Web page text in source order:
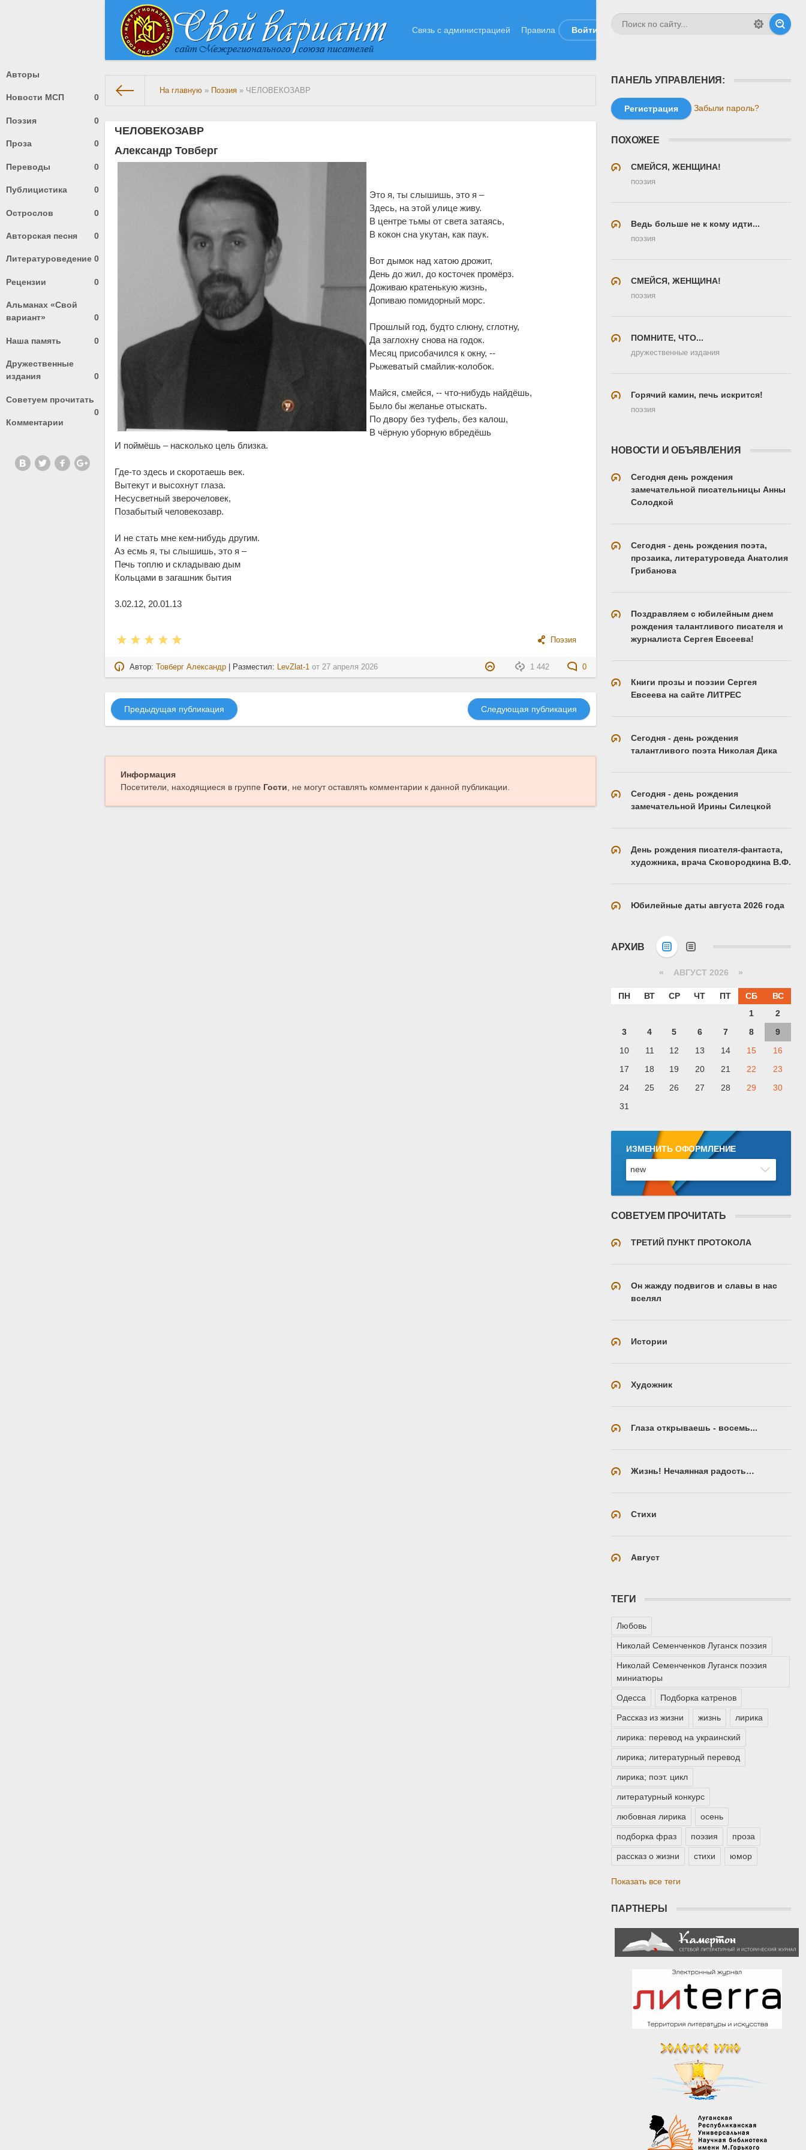
Связь с администрацией Правила Войти
Авторы
Новости МСП 0
Поэзия 0
Проза 0
Переводы 0
Публицистика 0
Острослов 0
Авторская песня 0
Литературоведение 0
Рецензии 0
Альманах «Свой
вариант»
0
Наша память 0
Дружественные
издания
0
Советуем прочитать
0
Комментарии
На главную » Поэзия » ЧЕЛОВЕКОЗАВР
ЧЕЛОВЕКОЗАВР
Александр Товберг
Это я, ты слышишь, это я –
Здесь, на этой улице живу.
В центре тьмы от света затаясь,
В кокон сна укутан, как паук.
Вот дымок над хатою дрожит,
День до жил, до косточек промёрз.
Доживаю кратенькую жизнь,
Допиваю помидорный морс.
Прошлый год, будто слюну, сглотну,
Да заглохну снова на годок.
Месяц присобачился к окну, --
Рыжеватый смайлик-колобок.
Майся, смейся, -- что-нибудь найдёшь,
Было бы желанье отыскать.
По двору без туфель, без калош,
В чёрную уборную вбредёшь
И поймёшь – насколько цель близка.
Где-то здесь и скоротаешь век.
Вытекут и высохнут глаза.
Несусветный зверочеловек,
Позабытый человекозавр.
И не стать мне кем-нибудь другим.
Аз есмь я, ты слышишь, это я –
Печь топлю и складываю дым
Кольцами в загашник бытия
3.02.12, 20.01.13
Поэзия
1 442 0
Автор:Товберг Александр | Разместил: LevZlat-1 от 27 апреля 2026
Предыдущая публикация Следующая публикация
Информация
Посетители, находящиеся в группе Гости , не могут оставлять комментарии к данной публикации.
ПАНЕЛЬ УПРАВЛЕНИЯ:
Регистрация Забыли пароль?
ПОХОЖЕЕ
СМЕЙСЯ, ЖЕНЩИНА!
поэзия
Ведь больше не к кому идти...
поэзия
СМЕЙСЯ, ЖЕНЩИНА!
поэзия
ПОМНИТЕ, ЧТО...
дружественные издания
Горячий камин, печь искрится!
поэзия
НОВОСТИ И ОБЪЯВЛЕНИЯ
Сегодня день рождения
замечательной писательницы Анны
Солодкой
Сегодня - день рождения поэта,
прозаика, литературоведа Анатолия
Грибанова
Поздравляем с юбилейным днем
рождения талантливого писателя и
журналиста Сергея Евсеева!
Книги прозы и поэзии Сергея
Евсеева на сайте ЛИТРЕС
Сегодня - день рождения
талантливого поэта Николая Дика
Сегодня - день рождения
замечательной Ирины Силецкой
День рождения писателя-фантаста,
художника, врача Сковородкина В.Ф.
Юбилейные даты августа 2026 года
АРХИВ
« АВГУСТ 2026 »
ПН ВТ СР ЧТ ПТ СБ
ВС
1
2
3
4 5 6 7 8
9
10
11 12 13 14 15
16
17
18 19 20 21 22
23
24
25 26 27 28 29
30
31
ИЗМЕНИТЬ ОФОРМЛЕНИЕ
СОВЕТУЕМ ПРОЧИТАТЬ
ТРЕТИЙ ПУНКТ ПРОТОКОЛА
Он жажду подвигов и славы в нас
вселял
Истории
Художник
Глаза открываешь - восемь...
Жизнь! Нечаянная радость…
Стихи
Август
ТЕГИ
Любовь
Николай Семенченков Луганск поэзия
Николай Семенченков Луганск поэзия
миниатюры
Одесса Подборка катренов
Рассказ из жизни жизнь лирика
лирика: перевод на украинский
лирика; литературный перевод
лирика; поэт. цикл
литературный конкурс
любовная лирика осень
подборка фраз поэзия проза
рассказ о жизни стихи юмор
Показать все теги
ПАРТНЕРЫ